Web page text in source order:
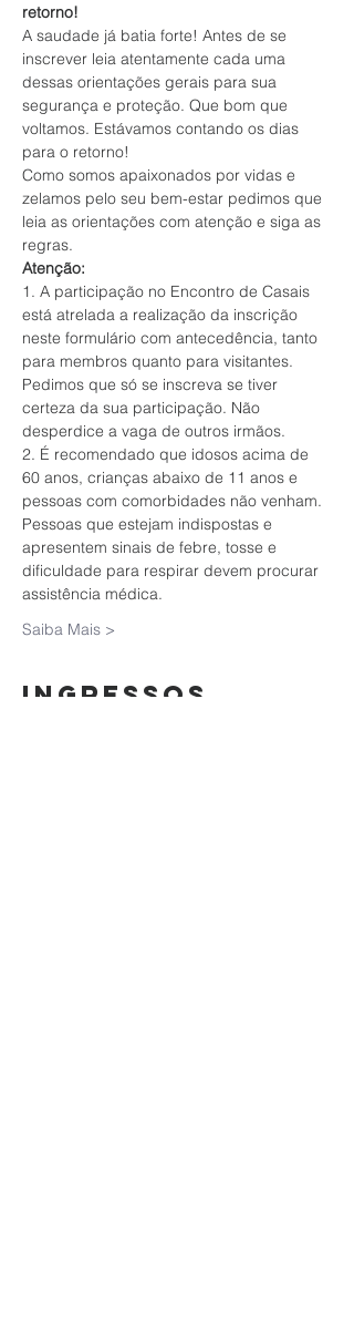
retorno!
A saudade já batia forte! Antes de se
inscrever leia atentamente cada uma
dessas orientações gerais para sua
segurança e proteção. Que bom que
voltamos. Estávamos contando os dias
para o retorno!
Como somos apaixonados por vidas e
zelamos pelo seu bem-estar pedimos que
leia as orientações com atenção e siga as
regras.
Atenção:
1. A participação no Encontro de Casais
está atrelada a realização da inscrição
neste formulário com antecedência, tanto
para membros quanto para visitantes.
Pedimos que só se inscreva se tiver
certeza da sua participação. Não
desperdice a vaga de outros irmãos.
2. É recomendado que idosos acima de
60 anos, crianças abaixo de 11 anos e
pessoas com comorbidades não venham.
Pessoas que estejam indispostas e
apresentem sinais de febre, tosse e
dificuldade para respirar devem procurar
assistência médica.
Saiba Mais >
Ingressos